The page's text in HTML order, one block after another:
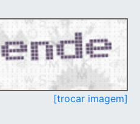
[trocar imagem]